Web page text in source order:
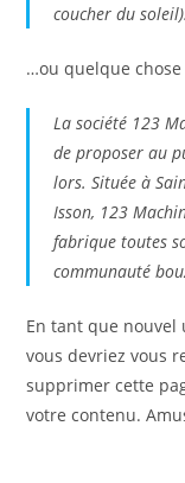
coucher du soleil).
…ou quelque chose
La société 123
de proposer au
lors. Située à
Isson, 123
fabrique toutes
communauté
En tant que
vous devriez vous
supprimer cette
votre contenu.